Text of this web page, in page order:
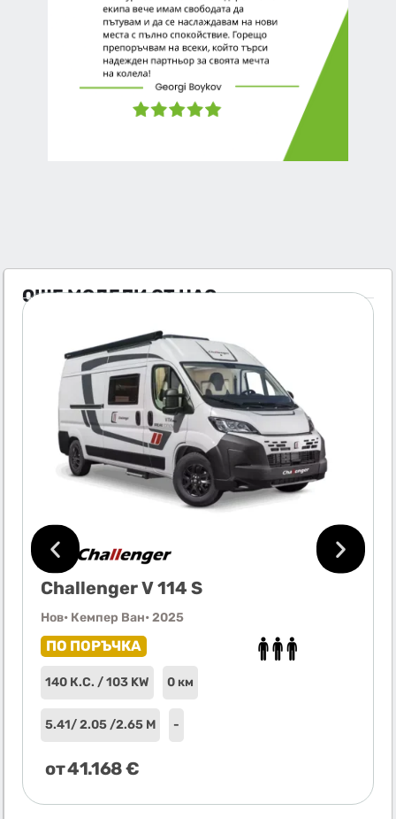
ОЩЕ МОДЕЛИ ОТ НАС
Challenger V 114 S
Нов• Кемпер Ван• 2025
ПО ПОРЪЧКА
140 К.С. / 103 KW 0 км
5.41/ 2.05 /2.65 М -
от41.168€